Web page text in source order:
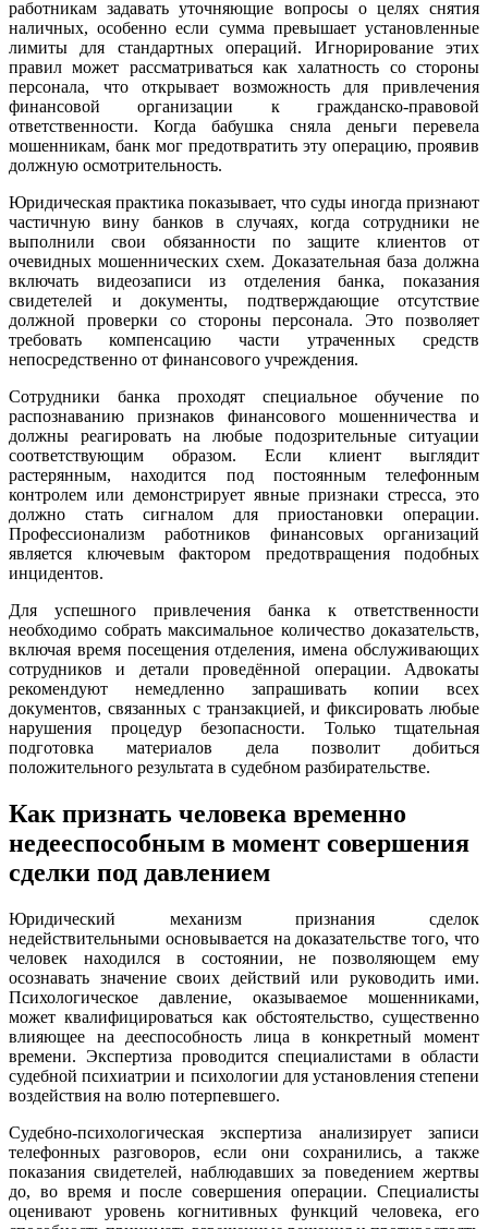
работникам задавать уточняющие вопросы о целях снятия
наличных, особенно если сумма превышает установленные
лимиты для стандартных операций. Игнорирование этих
правил может рассматриваться как халатность со стороны
персонала, что открывает возможность для привлечения
финансовой организации к гражданско-правовой
ответственности. Когда бабушка сняла деньги перевела
мошенникам, банк мог предотвратить эту операцию, проявив
должную осмотрительность.
Юридическая практика показывает, что суды иногда признают
частичную вину банков в случаях, когда сотрудники не
выполнили свои обязанности по защите клиентов от
очевидных мошеннических схем. Доказательная база должна
включать видеозаписи из отделения банка, показания
свидетелей и документы, подтверждающие отсутствие
должной проверки со стороны персонала. Это позволяет
требовать компенсацию части утраченных средств
непосредственно от финансового учреждения.
Сотрудники банка проходят специальное обучение по
распознаванию признаков финансового мошенничества и
должны реагировать на любые подозрительные ситуации
соответствующим образом. Если клиент выглядит
растерянным, находится под постоянным телефонным
контролем или демонстрирует явные признаки стресса, это
должно стать сигналом для приостановки операции.
Профессионализм работников финансовых организаций
является ключевым фактором предотвращения подобных
инцидентов.
Для успешного привлечения банка к ответственности
необходимо собрать максимальное количество доказательств,
включая время посещения отделения, имена обслуживающих
сотрудников и детали проведённой операции. Адвокаты
рекомендуют немедленно запрашивать копии всех
документов, связанных с транзакцией, и фиксировать любые
нарушения процедур безопасности. Только тщательная
подготовка материалов дела позволит добиться
положительного результата в судебном разбирательстве.
Как признать человека временно
недееспособным в момент совершения
сделки под давлением
Юридический механизм признания сделок
недействительными основывается на доказательстве того, что
человек находился в состоянии, не позволяющем ему
осознавать значение своих действий или руководить ими.
Психологическое давление, оказываемое мошенниками,
может квалифицироваться как обстоятельство, существенно
влияющее на дееспособность лица в конкретный момент
времени. Экспертиза проводится специалистами в области
судебной психиатрии и психологии для установления степени
воздействия на волю потерпевшего.
Судебно-психологическая экспертиза анализирует записи
телефонных разговоров, если они сохранились, а также
показания свидетелей, наблюдавших за поведением жертвы
до, во время и после совершения операции. Специалисты
оценивают уровень когнитивных функций человека, его